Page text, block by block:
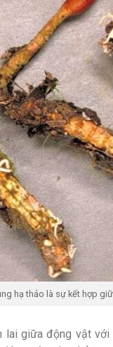
hạ thảo là sự kết hợp
giữa động vật